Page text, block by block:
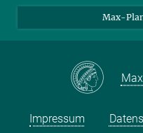
Max-
Impressum